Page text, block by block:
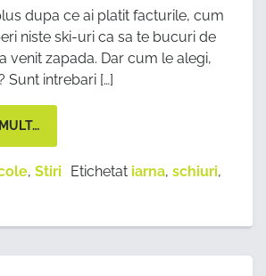
dupa ce ai platit facturile, cum
niste ski-uri ca sa te bucuri de
venit zapada. Dar cum le alegi,
Sunt intrebari […]
, Stiri Etichetat iarna, schiuri,